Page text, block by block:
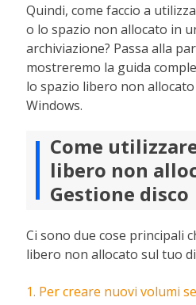
Quindi, come faccio a
o lo spazio non allocato in
archiviazione? Passa alla
mostreremo la guida
lo spazio libero non
Windows.
Come
libero non
Gestione disco
Ci sono due cose principali
libero non allocato sul tuo
1. Per creare nuovi volumi